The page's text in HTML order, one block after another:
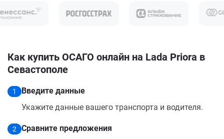
Как купить ОСАГО онлайн на Lada Priora в
Севастополе
1
Введите данные
Укажите данные вашего транспорта и водителя.
2
Сравните предложения